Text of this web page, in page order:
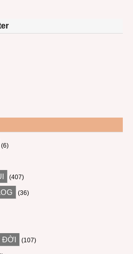
(6)
(407)
(36)
ĐỜI (107)